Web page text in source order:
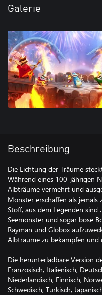
Galerie
Beschreibung
Die Lichtung der Träume
Während eines 100-jährigen
Albträume vermehrt und
Monster erschaffen als
Stoff, aus dem Legenden sind
Seemonster und sogar böse
Rayman und Globox
Albträume zu bekämpfen und
Die herunterladbare Version
Französisch, Italienisch,
Niederländisch, Finnisch,
Schwedisch, Türkisch,